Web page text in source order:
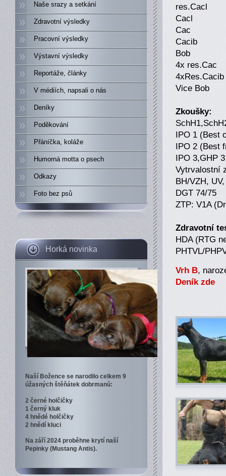
Naše srazy a setkání
Zdravotní výsledky
Pracovní výsledky
Výstavní výsledky
Reportáže, články
V médiích, napsali o nás
Deníky
Poděkování
Přáníčka, koláže
Humorná motta o psech
Odkazy
Foto bez psů
Horká novinka
Naší Božence se narodilo celkem 9
úžasných štěňátek dobrmanů:
2 černé holčičky
1 černý kluk
4 hnědé holčičky
2 hnědí kluci
Na září 2024 proběhne krytí naší
Pepinky (Mustang Antis).
res.Cacl
Cacl
Cac
Cacib
Bob
4x res.Cac
4xRes.Cacib
Vice Bob
Zkoušky:
IPO 1 (Best
IPO 2 (Best
IPO 3,GHP
Vytrvalostní
BH/VZH,
DGT 74/75
ZTP: V1A
Zdravotní
HDA (RTG
PHTVL/
Vrh B,
Deník zde